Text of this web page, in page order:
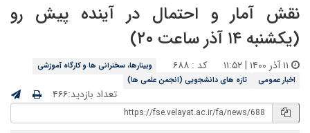
نقش آمار و احتمال در آینده پیش رو
(یکشنبه ۱۴ آذر ساعت ۲۰)
کد : ۶۸۸
وبینارها، سخنرانی ها و کارگاه آموزشی
اخبار عمومی
تازه های دانشجویی (انجمن علمی ها)
تعداد بازدید:۴۶۶